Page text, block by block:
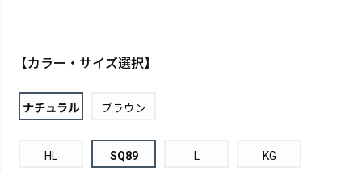
【カラー・サイズ選択】
ナチュラル ブラウン
HL SQ89 L KG